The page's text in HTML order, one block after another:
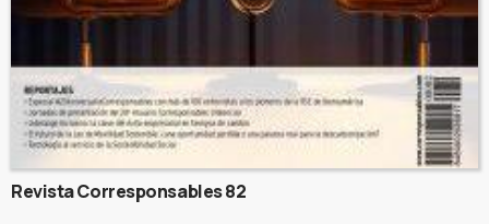
Revista Corresponsables 82